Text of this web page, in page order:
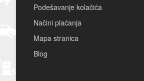
Podešavanje kolačića
Načini plaćanja
Mapa stranica
Blog